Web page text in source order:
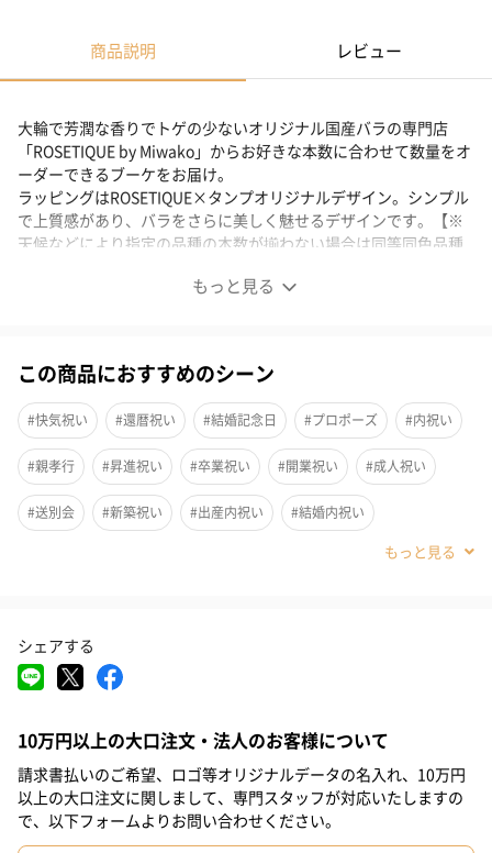
商品説明 レビュー
もっと見る
大輪で芳潤な香りでトゲの少ないオリジナル国産バラの専門店
「ROSETIQUE by Miwako」からお好きな本数に合わせて数量をオ
ーダーできるブーケをお届け。
ラッピングはROSETIQUE×タンプオリジナルデザイン。シンプル
で上質感があり、バラをさらに美しく魅せるデザインです。【※
天候などにより指定の品種の本数が揃わない場合は同等同色品種
ピングは“ROSETIQUE×タンプ”オリジナルデザイン。シンプルで
上質感があり、バラをさらに美しく魅せるデザインです。
のバラ、ピンク系4品種（Miwako、AROMATIQUE、
ROSETIQUE、CHERRYTIQUE）とレッド系1品種（ROUGETIQUE）
う色をお選びいただけます。
ROSETIQUE
この商品におすすめのシーン
#快気祝い #還暦祝い #結婚記念日 #プロポーズ #内祝い
#親孝行 #昇進祝い #卒業祝い #開業祝い #成人祝い
#送別会 #新築祝い #出産内祝い #結婚内祝い
#喜寿祝い
#お祝い
#お中元 #誕生日
#敬老の日 #入学祝い #就職祝い #引っ越し祝い
#自分へのご褒美 #退職祝い #部下男性 #弟 #兄 #妹
#姉 #息子 #娘 #姪 #甥 #女子大学生
シェアする
10万円以上の大口注文・法人のお客様について
請求書払いのご希望、ロゴ等オリジナルデータの名入れ、10万円
以上の大口注文に関しまして、専門スタッフが対応いたしますの
で、以下フォームよりお問い合わせください。